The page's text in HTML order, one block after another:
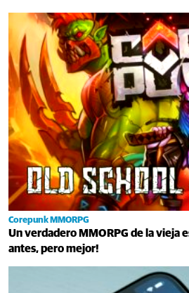
Corepunk MMORPG
Un verdadero MMORPG de la vieja
antes, pero mejor!